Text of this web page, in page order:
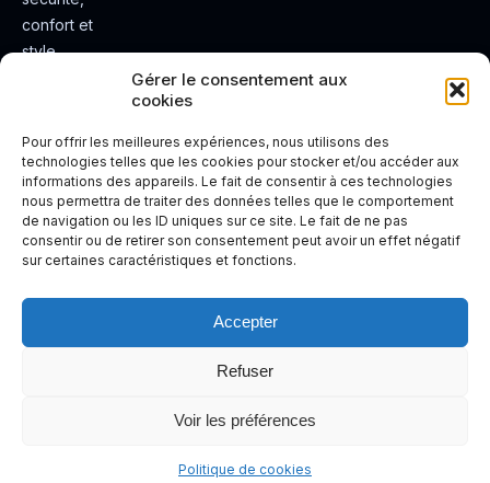
Gérer le consentement aux
cookies
Pour offrir les meilleures expériences, nous utilisons des
technologies telles que les cookies pour stocker et/ou accéder aux
informations des appareils. Le fait de consentir à ces technologies
nous permettra de traiter des données telles que le comportement
de navigation ou les ID uniques sur ce site. Le fait de ne pas
consentir ou de retirer son consentement peut avoir un effet négatif
sur certaines caractéristiques et fonctions.
Accepter
Refuser
Voir les préférences
Politique de cookies
confort et
style.
e de
conduite
plus sûre
et plus
agréable.